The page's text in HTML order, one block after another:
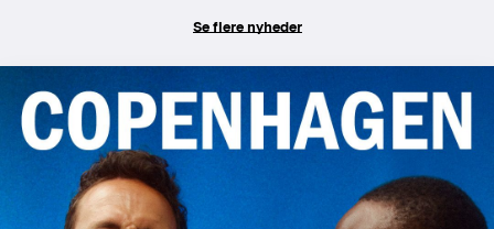
Se flere nyheder